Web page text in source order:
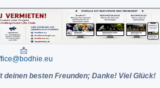
📩
deinen besten Freunden; Danke! Viel Glück!